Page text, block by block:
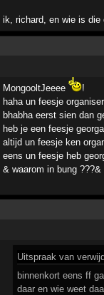
ik, richard, en wie is die
MongooltJeeee
!
haha un feesje
bhabha eerst sien dan
heb je een feesje
altijd un feesje ken
eens un feesje heb
& waarom in bung
Uitspraak van
binnenkort eens ff
daar en wie weet